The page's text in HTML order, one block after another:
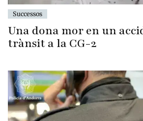
Successos
Una dona mor en un
trànsit a la CG-2